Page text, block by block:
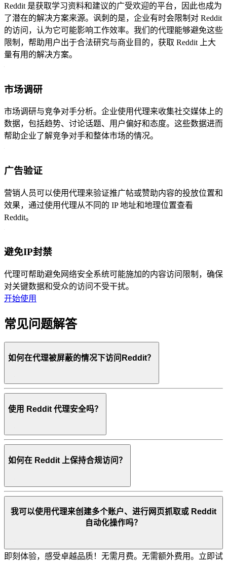
Reddit 是获取学习资料和建议的广受欢迎的平台，因此也成为
了潜在的解决方案来源。讽刺的是，企业有时会限制对 Reddit
的访问，认为它可能影响工作效率。我们的代理能够避免这些
限制，帮助用户出于合法研究与商业目的，获取 Reddit 上大
量有用的解决方案。
市场调研
市场调研与竞争对手分析。企业使用代理来收集社交媒体上的
数据，包括趋势、讨论话题、用户偏好和态度。这些数据进而
帮助企业了解竞争对手和整体市场的情况。
广告验证
营销人员可以使用代理来验证推广帖或赞助内容的投放位置和
效果，通过使用代理从不同的 IP 地址和地理位置查看
Reddit。
避免IP封禁
代理可帮助避免网络安全系统可能施加的内容访问限制，确保
对关键数据和受众的访问不受干扰。
开始使用
常见问题解答
如何在代理被屏蔽的情况下访问Reddit？
使用 Reddit 代理安全吗？
如何在 Reddit 上保持合规访问？
我可以使用代理来创建多个账户、进行网页抓取或 Reddit
自动化操作吗？
即刻体验，感受卓越品质！ 无需月费。无需额外费用。立即试